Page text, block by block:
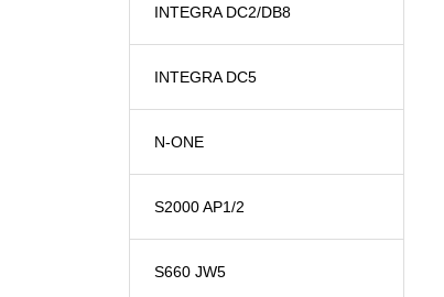
INTEGRA DC2/DB8
INTEGRA DC5
N-ONE
S2000 AP1/2
S660 JW5